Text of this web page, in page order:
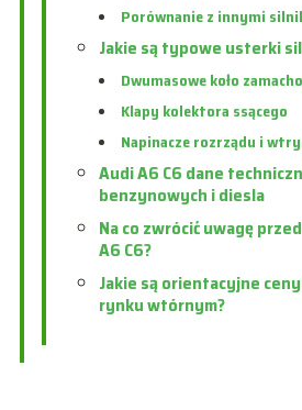
Porównanie z innymi
Jakie są typowe usterki
Dwumasowe koło
Klapy kolektora ssącego
Napinacze rozrządu i
Audi A6 C6 dane
benzynowych i diesla
Na co zwrócić uwagę
A6 C6?
Jakie są orientacyjne
rynku wtórnym?